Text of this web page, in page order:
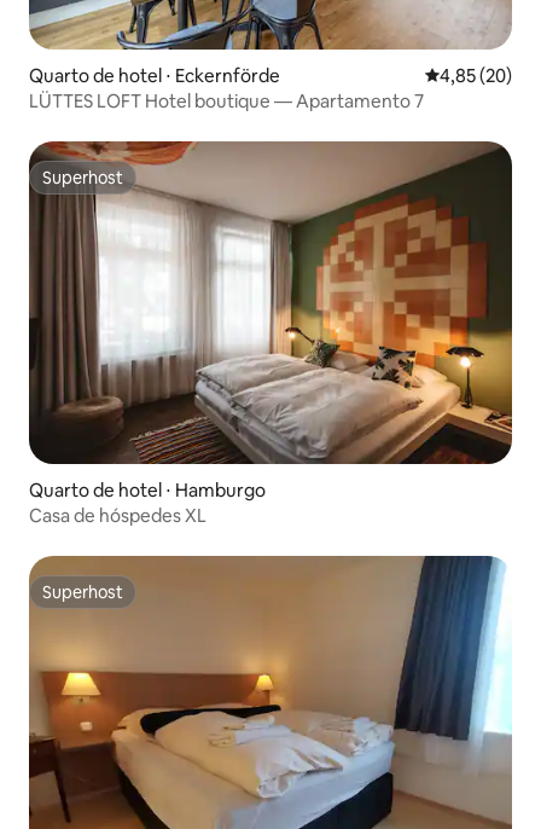
Quarto de hotel ⋅ Eckernförde 4,85 de uma
4,85 (20)
LÜTTES LOFT Hotel boutique — Apartamento 7
Superhost
Superhost
Quarto de hotel ⋅ Hamburgo
Casa de hóspedes XL
Superhost
Superhost